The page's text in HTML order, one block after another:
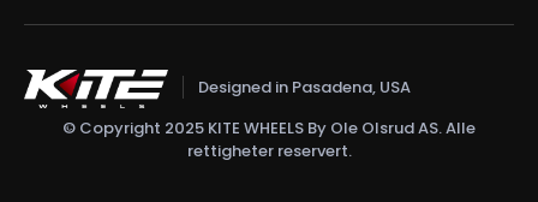
Designed in Pasadena, USA
© Copyright 2025 KITE WHEELS By Ole Olsrud AS. Alle
rettigheter reservert.